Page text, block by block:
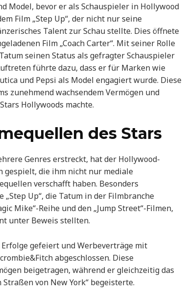
Model, bevor er als Schauspieler in Hollywood
Film „Step Up“, der nicht nur seine
Talent zur Schau stellte. Dies öffnete
Film „Coach Carter“. Mit seiner Rolle
seinen Status als gefragter Schauspieler
führte dazu, dass er für Marken wie
und Pepsi als Model engagiert wurde. Diese
zunehmend wachsendem Vermögen und
Hollywoods machte.
des Stars
Genres erstreckt, hat der Hollywood-
gespielt, die ihm nicht nur mediale
verschafft haben. Besonders
Up“, die Tatum in der Filmbranche
Mike“-Reihe und den „Jump Street“-Filmen,
unter Beweis stellten.
gefeiert und Werbeverträge mit
abgeschlossen. Diese
beigetragen, während er gleichzeitig das
von New York“ begeisterte.